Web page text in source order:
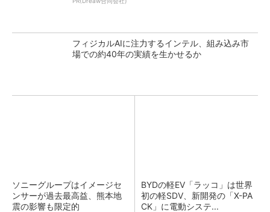
フィジカルAIに注力するインテル、組み込み市
場での約40年の実績を生かせるか
ソニーグループはイメージセ
ンサーが過去最高益、熊本地
震の影響も限定的
BYDの軽EV「ラッコ」は世界
初の軽SDV、新開発の「X-PA
CK」に電動システ...